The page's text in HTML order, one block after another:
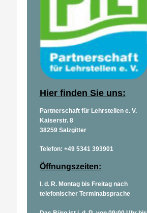
Hier finden Sie uns:
Partnerschaft für Lehrstellen e. V.
Kaiserstr. 8
38259 Salzgitter
Telefon: +49 5341 393901
Öffnungszeiten:
I. d. R. Montag bis Freitag nach
telefonischer Terminabsprache